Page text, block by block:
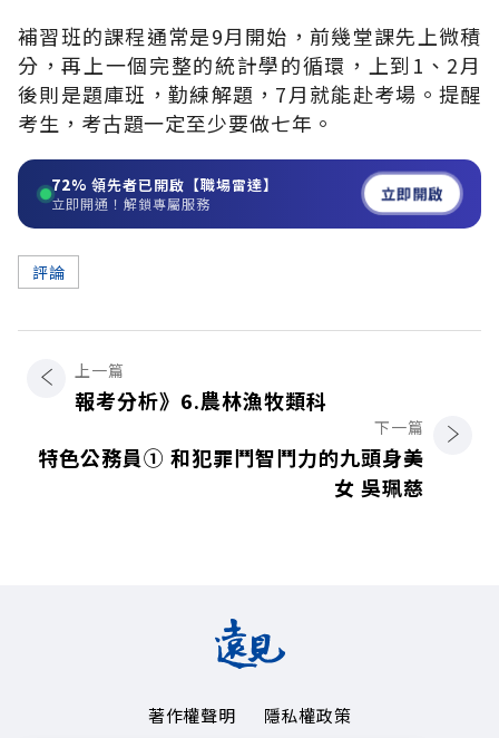
補習班的課程通常是9月開始，前幾堂課先上微積
分，再上一個完整的統計學的循環，上到1、2月
後則是題庫班，勤練解題，7月就能赴考場。提醒
考生，考古題一定至少要做七年。
72% 領先者已開啟【職場雷達】
立即開通！解鎖專屬服務 立即開啟
評論
上一篇
報考分析》6.農林漁牧類科
下一篇
特色公務員① 和犯罪鬥智鬥力的九頭身美
女 吳珮慈
著作權聲明 隱私權政策